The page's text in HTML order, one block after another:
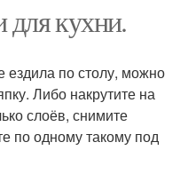
кухни.
ездила по столу, можно
Либо накрутите на
слоёв, снимите
по одному такому под